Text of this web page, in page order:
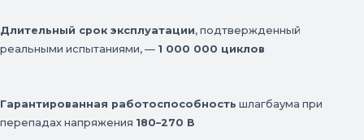
Длительный срок эксплуатации, подтвержденный
реальными испытаниями, — 1 000 000 циклов
Гарантированная работоспособность шлагбаума при
перепадах напряжения 180–270 В